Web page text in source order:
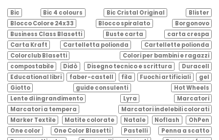
Bic Bic 4 colours Bic Cristal Original
Blister
Blocco Colore 24x33
Blocco spiralato
Borgonovo
Business Class Blasetti
Buste carta
carta crespa
Carta Kraft
Cartelletta polionda
Cartellette polionda
Colorclub Blasetti
Colori per bambini e ragazzi
compostabile
Didò Disegno tecnico e scrittura
Duracell
Educational libri
faber-castell fila Fuochi artificiali
gel
Giotto
guide consulenti
Hot Wheels
Lente di ingrandimento
Lyra
Marcatori
Marcatori a tempera
Marcatori indelebili colorati
Marker Textile
Matite colorate Natale Noflash
OhPen
One color
One Color Blasetti Pastelli
Penna a scatto